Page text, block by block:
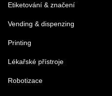
Etiketování & značení
Vending & dispenzing
Printing
Lékařské přístroje
Robotizace